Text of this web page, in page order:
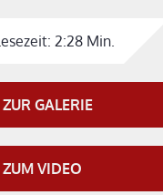
2:28 Min.
ZUR GALERIE
ZUM VIDEO